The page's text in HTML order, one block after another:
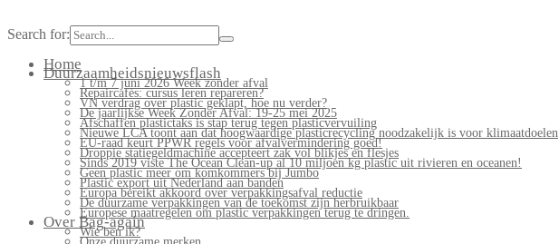
Search for:
Home
Duurzaamheidsnieuwsflash
1 t/m 7 juni 2026 Week zonder afval
Repaircafés: cursus leren repareren?
VN verdrag over plastic geklapt, hoe nu verder?
De jaarlijkse Week Zonder Afval: 19-25 mei 2025
Afschaffen plastictaks is stap terug tegen plasticvervuiling
Nieuwe LCA toont aan dat hoogwaardige plasticrecycling noodzakelijk is voor klimaatdoelen
EU-raad keurt PPWR regels voor afvalvermindering goed!
Droppie statiegeldmachine accepteert zak vol blikjes en flesjes
Sinds 2019 viste The Ocean Clean-up al 10 miljoen kg plastic uit rivieren en oceanen!
Geen plastic meer om komkommers bij Jumbo
Plastic export uit Nederland aan banden
Europa bereikt akkoord over verpakkingsafval reductie
De duurzame verpakkingen van de toekomst zijn herbruikbaar
Europese maatregelen om plastic verpakkingen terug te dringen.
Over Bag-again
Wie ben ik?